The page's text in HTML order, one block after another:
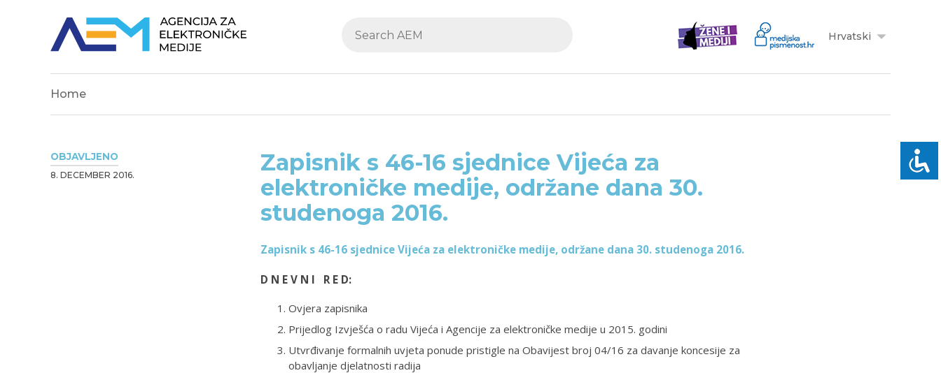
Hrvatski
Home
OBJAVLJENO
8. DECEMBER 2016.
Zapisnik s 46-16 sjednice Vijeća za
elektroničke medije, održane dana 30.
studenoga 2016.
Zapisnik s 46-16 sjednice Vijeća za elektroničke medije, održane dana 30. studenoga 2016.
D N E V N I R E D:
Ovjera zapisnika
Prijedlog Izvješća o radu Vijeća i Agencije za elektroničke medije u 2015. godini
Utvrđivanje formalnih uvjeta ponude pristigle na Obavijest broj 04/16 za davanje koncesije za
obavljanje djelatnosti radija